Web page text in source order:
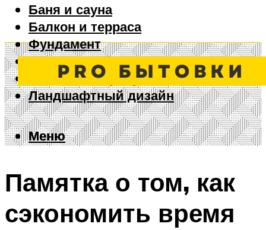
Баня и сауна
Балкон и терраса
Фундамент
Ворота и забор
Дизайн интерьера
Ландшафтный дизайн
Меню
Меню
Памятка о том, как
сэкономить время